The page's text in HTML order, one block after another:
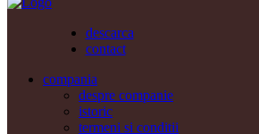
descarca
contact
compania
despre companie
istoric
termeni si conditii